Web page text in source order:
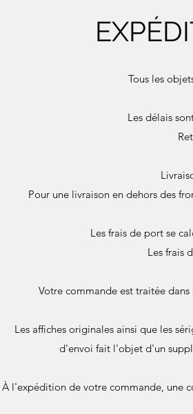
Tous les
Les délais
Pour une livraison en dehors des
Les frais de port se
Les frais
Votre commande est traitée
Les affiches originales ainsi que les
d'envoi fait l'objet d'un
À l'expédition de votre commande, une